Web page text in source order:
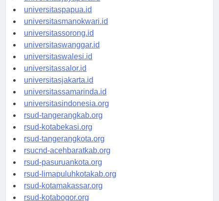
universitasjayapura.id
universitaspapua.id
universitasmanokwari.id
universitassorong.id
universitaswanggar.id
universitaswalesi.id
universitassalor.id
universitasjakarta.id
universitassamarinda.id
universitasindonesia.org
rsud-tangerangkab.org
rsud-kotabekasi.org
rsud-tangerangkota.org
rsucnd-acehbaratkab.org
rsud-pasuruankota.org
rsud-limapuluhkotakab.org
rsud-kotamakassar.org